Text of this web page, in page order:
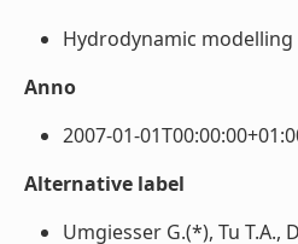
Hydrodynamic modelling
Anno
2007-01-
Alternative label
Umgiesser G.(*), Tu T.A.,